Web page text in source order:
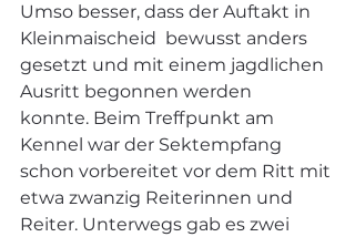
Umso besser, dass der Auftakt in
Kleinmaischeid  bewusst anders
gesetzt und mit einem jagdlichen
Ausritt begonnen werden
konnte. Beim Treffpunkt am
Kennel war der Sektempfang
schon vorbereitet vor dem Ritt mit
etwa zwanzig Reiterinnen und
Reiter. Unterwegs gab es zwei